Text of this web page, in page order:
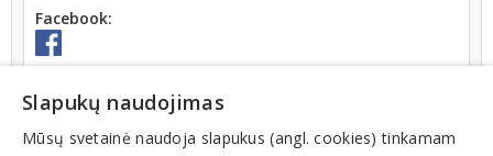
Facebook:
uždarytaiki I: 08:00
Slapukų naudojimas
Mūsų svetainė naudoja slapukus (angl. cookies) tinkamam